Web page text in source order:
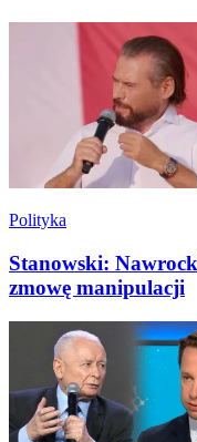
Polityka
Stanowski:
zmowę manipulacji